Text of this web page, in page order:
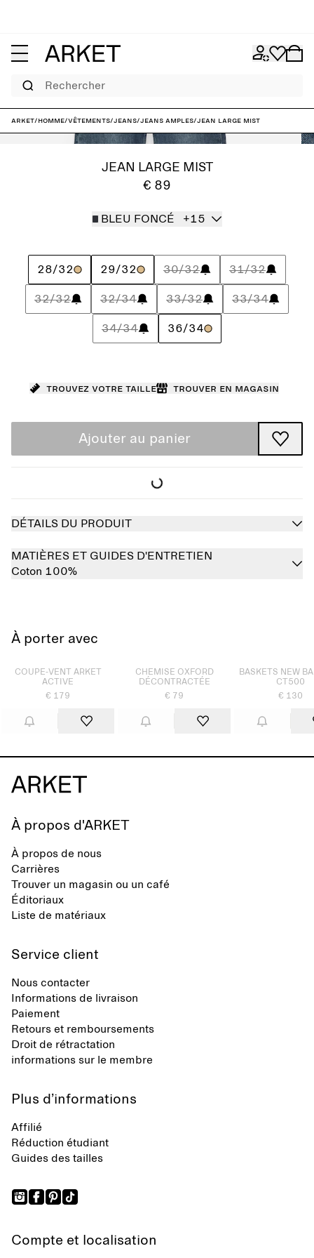
Rechercher
ARKET/Homme/Vêtements/Jeans/Jeans amples/Jean large MIST
JEAN LARGE MIST
€ 89
BLEU FONCÉ +15
28/32 29/32 30/32 31/32
32/32 32/34 33/32 33/34
34/34 36/34
Trouvez votre taille Trouver en magasin
Ajouter au panier
DÉTAILS DU PRODUIT
MATIÈRES ET GUIDES D'ENTRETIEN
Coton 100%
À porter avec
Épuisé
COUPE-VENT ARKET
ACTIVE
€ 179
CHEMISE OXFORD
DÉCONTRACTÉE
€ 79
BASKETS NEW
CT500
€ 130
À propos d'ARKET
À propos de nous
Carrières
Trouver un magasin ou un café
Éditoriaux
Liste de matériaux
Service client
Nous contacter
Informations de livraison
Paiement
Retours et remboursements
Droit de rétractation
informations sur le membre
Plus d’informations
Affilié
Réduction étudiant
Guides des tailles
Compte et localisation